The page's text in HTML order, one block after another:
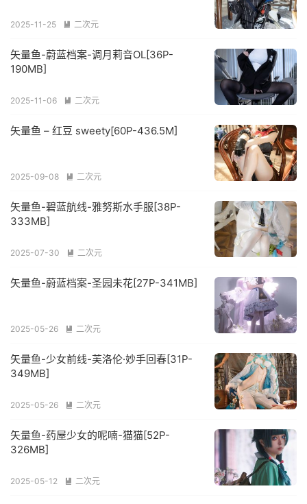
2025-11-25  二次元
矢量鱼-蔚蓝档案-调月莉音OL[36P-
190MB]
2025-11-06  二次元
矢量鱼 – 红豆 sweety[60P-436.5M]
2025-09-08  二次元
矢量鱼-碧蓝航线-雅努斯水手服[38P-
333MB]
2025-07-30  二次元
矢量鱼-蔚蓝档案-圣园未花[27P-341MB]
2025-05-26  二次元
矢量鱼-少女前线-芙洛伦·妙手回春[31P-
349MB]
2025-05-26  二次元
矢量鱼-药屋少女的呢喃-猫猫[52P-
326MB]
2025-05-12  二次元